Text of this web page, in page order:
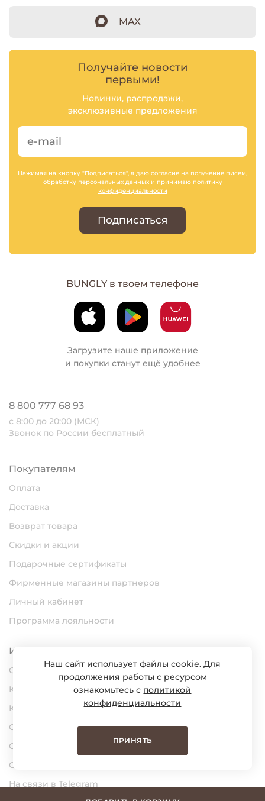
MAX
Получайте новости
первыми!
Новинки, распродажи,
эксклюзивные предложения
Нажимая на кнопку "Подписаться", я даю согласие на получение писем,
обработку персональных данныхи принимаю политику
конфиденциальности
Подписаться
BUNGLY в твоем телефоне
Загрузите наше приложение
и покупки станут ещё удобнее
8 800 777 68 93
с 8:00 до 20:00 (МСК)
Звонок по России бесплатный
Покупателям
Оплата
Доставка
Возврат товара
Скидки и акции
Подарочные сертификаты
Фирменные магазины партнеров
Личный кабинет
Программа лояльности
Информация
О нас
Карьера
Контакты
Статьи
Сертификаты
Обратная связь
На связи в Telegram
Наш сайт использует файлы cookie. Для
продолжения работы с ресурсом
ознакомьтесь с политикой
конфиденциальности
ПРИНЯТЬ